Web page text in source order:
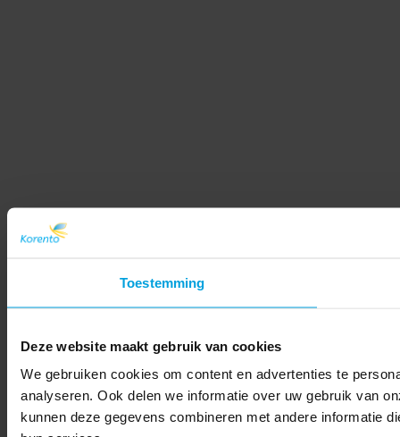
Toestemming
Deze website maakt gebruik van cookies
We gebruiken cookies om content en advertenties te
analyseren. Ook delen we informatie over uw gebruik van
kunnen deze gegevens combineren met andere informatie